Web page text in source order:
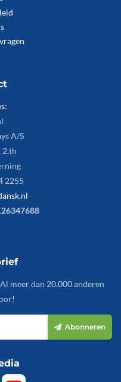
A/S
2.th
2255
meer dan 20.000 anderen
Abonneren